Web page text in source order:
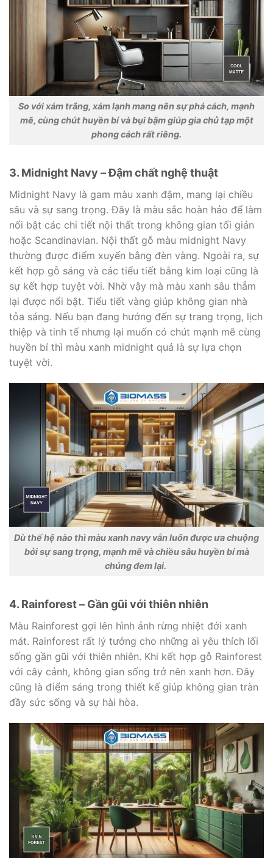
So với xám trắng, xám lạnh mang nên sự phá cách, mạnh
mẽ, cùng chút huyền bí và bụi bậm giúp gia chủ tạp một
phong cách rất riêng.
3. Midnight Navy – Đậm chất nghệ thuật
Midnight Navy là gam màu xanh đậm, mang lại chiều
sâu và sự sang trọng. Đây là màu sắc hoàn hảo để làm
nổi bật các chi tiết nội thất trong không gian tối giản
hoặc Scandinavian. Nội thất gỗ màu midnight Navy
thường được điểm xuyến bằng đèn vàng. Ngoài ra, sự
kết hợp gỗ sáng và các tiểu tiết bằng kim loại cũng là
sự kết hợp tuyệt vời. Nhờ vậy mà màu xanh sâu thẳm
lại được nổi bật. Tiểu tiết vàng giúp không gian nhà
tỏa sáng. Nếu bạn đang hướng đến sự trang trọng, lịch
thiệp và tinh tế nhưng lại muốn có chút mạnh mẽ cùng
huyền bí thì màu xanh midnight quả là sự lựa chọn
tuyệt vời.
Dù thế hệ nào thì màu xanh navy vẫn luôn được ưa chuộng
bởi sự sang trọng, mạnh mẽ và chiều sâu huyền bí mà
chúng đem lại.
4. Rainforest – Gần gũi với thiên nhiên
Màu Rainforest gợi lên hình ảnh rừng nhiệt đới xanh
mát. Rainforest rất lý tưởng cho những ai yêu thích lối
sống gần gũi với thiên nhiên. Khi kết hợp gỗ Rainforest
với cây cảnh, không gian sống trở nên xanh hơn. Đây
cũng là điểm sáng trong thiết kế giúp không gian tràn
đầy sức sống và sự hài hòa.